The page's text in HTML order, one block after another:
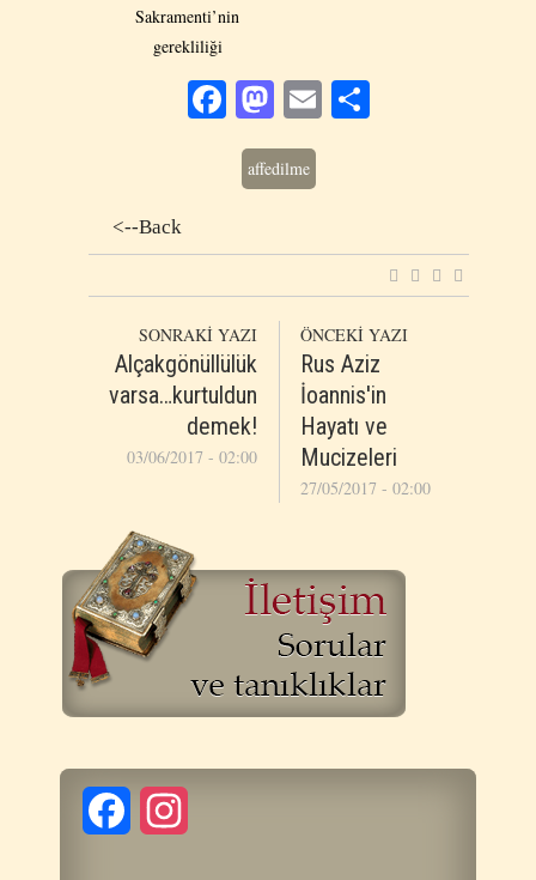
Sakramenti’nin
gerekliliği
Facebook
Mastodon
Email
affedilme
<--Back
SONRAKİ YAZI
Alçakgönüllülük
varsa…kurtuldun
demek!
03/06/2017 - 02:00
ÖNCEKİ YAZI
Rus Aziz
İoannis'in
Hayatı ve
Mucizeleri
27/05/2017 - 02:00
Facebook